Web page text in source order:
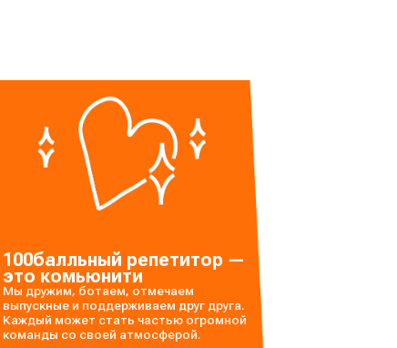
100балльный репетитор —
это комьюнити
Мы дружим, ботаем, отмечаем
выпускные и поддерживаем друг друга.
Каждый может стать частью огромной
команды со своей атмосферой.